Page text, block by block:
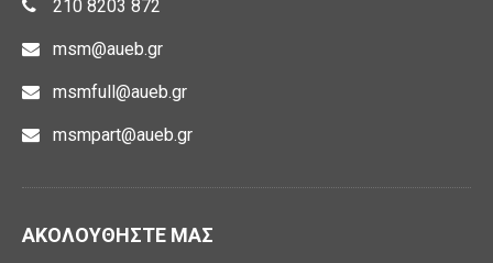
210 8203 872
msm@aueb.gr
msmfull@aueb.gr
msmpart@aueb.gr
ΑΚΟΛΟΥΘΗΣΤΕ ΜΑΣ